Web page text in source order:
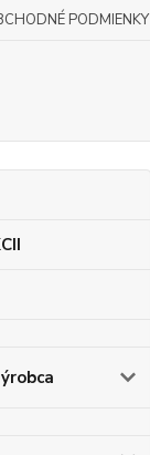
PODMIENKY